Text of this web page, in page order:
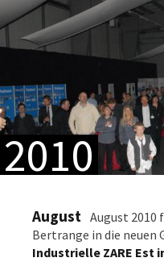
2010
August August 2010
Bertrange in die neuen
Industrielle ZARE Est